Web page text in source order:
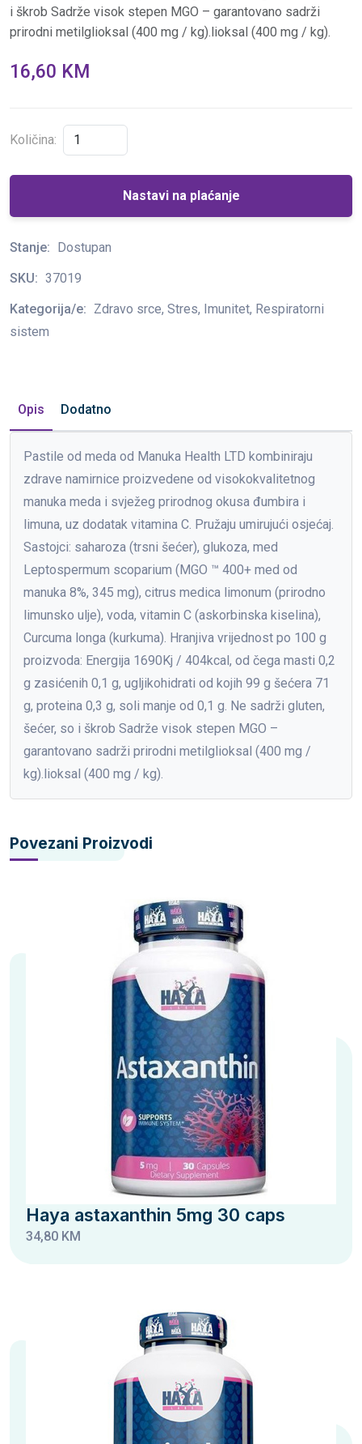
i škrob Sadrže visok stepen MGO – garantovano sadrži
prirodni metilglioksal (400 mg / kg).lioksal (400 mg / kg).
16,60 KM
Količina:
Nastavi na plaćanje
Stanje: Dostupan
SKU: 37019
Kategorija/e: Zdravo srce, Stres, Imunitet, Respiratorni
sistem
Opis Dodatno
Pastile od meda od Manuka Health LTD kombiniraju
zdrave namirnice proizvedene od visokokvalitetnog
manuka meda i svježeg prirodnog okusa đumbira i
limuna, uz dodatak vitamina C. Pružaju umirujući osjećaj.
Sastojci: saharoza (trsni šećer), glukoza, med
Leptospermum scoparium (MGO ™ 400+ med od
manuka 8%, 345 mg), citrus medica limonum (prirodno
limunsko ulje), voda, vitamin C (askorbinska kiselina),
Curcuma longa (kurkuma). Hranjiva vrijednost po 100 g
proizvoda: Energija 1690Kj / 404kcal, od čega masti 0,2
g zasićenih 0,1 g, ugljikohidrati od kojih 99 g šećera 71
g, proteina 0,3 g, soli manje od 0,1 g. Ne sadrži gluten,
šećer, so i škrob Sadrže visok stepen MGO –
garantovano sadrži prirodni metilglioksal (400 mg /
kg).lioksal (400 mg / kg).
Povezani Proizvodi
Haya astaxanthin 5mg 30 caps
34,80 KM